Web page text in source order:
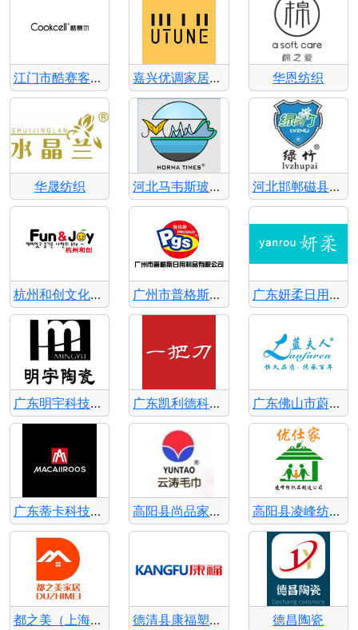
江门市酷赛客家居用品有限公司 嘉兴优调家居用品有限公司 华恩纺织
华晟纺织 河北马韦斯玻璃科技有限公司 河北邯郸磁县绿竹生物科技-绿竹
杭州和创文化用品有限公司 广州市普格斯日用制品 广东妍柔日用品有限公司
广东明宇科技股份有限公司 广东凯利德科技有限公司 广东佛山市蔚电电器有限公司
广东蒂卡科技有限公司 高阳县尚品家纺制造有限公司 高阳县凌峰纺织品制造有限公司
都之美（上海）家居科技有限公司 德清县康福塑料制品有限公司 德昌陶瓷